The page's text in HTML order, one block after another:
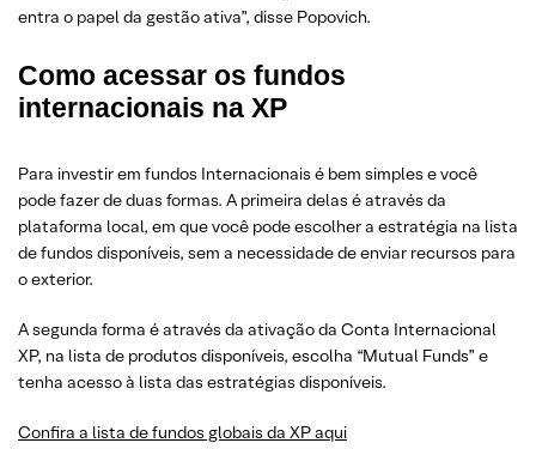
entra o papel da gestão ativa”, disse Popovich.
Como acessar os fundos
internacionais na XP
Para investir em fundos Internacionais é bem simples e você
pode fazer de duas formas. A primeira delas é através da
plataforma local, em que você pode escolher a estratégia na lista
de fundos disponíveis, sem a necessidade de enviar recursos para
o exterior.
A segunda forma é através da ativação da Conta Internacional
XP, na lista de produtos disponíveis, escolha “Mutual Funds” e
tenha acesso à lista das estratégias disponíveis.
Confira a lista de fundos globais da XP aqui